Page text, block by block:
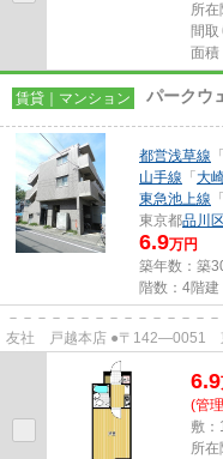
所
間取
面積
賃貸｜マンション パークウ
都営浅草線 「
山手線 「 大
東急池上線 「
東京都品川区
6.9万円
築年数：築
階数：4階建
－－－－－－－－－－－－－－－－－
友社 戸越本店 ●〒142―0051
銀座1階 ●TEL：03-3783-1218...
6.9
(管
敷：
所